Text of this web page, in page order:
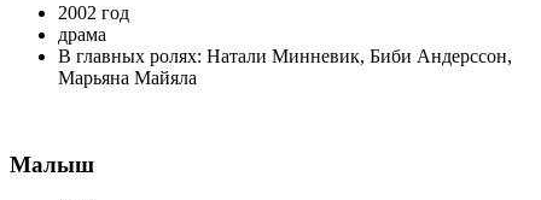
2002 год
драма
В главных ролях: Натали Минневик, Биби Андерссон,
Марьяна Майяла
Малыш